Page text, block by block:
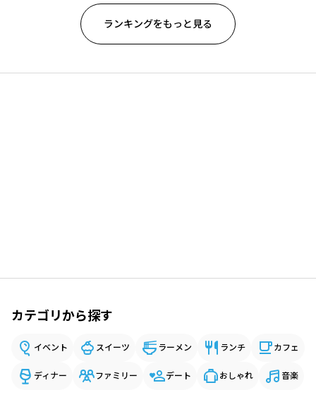
ランキングをもっと見る
カテゴリから探す
イベント スイーツ ラーメン ランチ カフェ
ディナー ファミリー デート おしゃれ 音楽